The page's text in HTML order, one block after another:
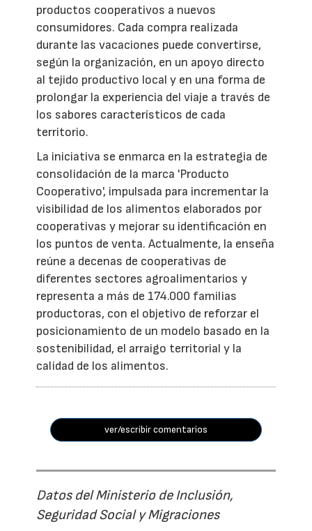
productos cooperativos a nuevos
consumidores. Cada compra realizada
durante las vacaciones puede convertirse,
según la organización, en un apoyo directo
al tejido productivo local y en una forma de
prolongar la experiencia del viaje a través de
los sabores característicos de cada
territorio.
La iniciativa se enmarca en la estrategia de
consolidación de la marca 'Producto
Cooperativo', impulsada para incrementar la
visibilidad de los alimentos elaborados por
cooperativas y mejorar su identificación en
los puntos de venta. Actualmente, la enseña
reúne a decenas de cooperativas de
diferentes sectores agroalimentarios y
representa a más de 174.000 familias
productoras, con el objetivo de reforzar el
posicionamiento de un modelo basado en la
sostenibilidad, el arraigo territorial y la
calidad de los alimentos.
ver/escribir comentarios
Datos del Ministerio de Inclusión,
Seguridad Social y Migraciones